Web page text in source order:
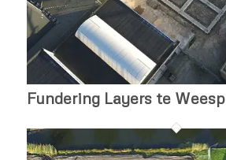
Fundering Layers te Weesp